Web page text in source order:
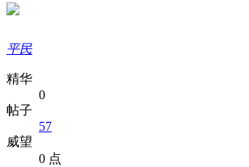
平民
精华
0
帖子
57
威望
0 点